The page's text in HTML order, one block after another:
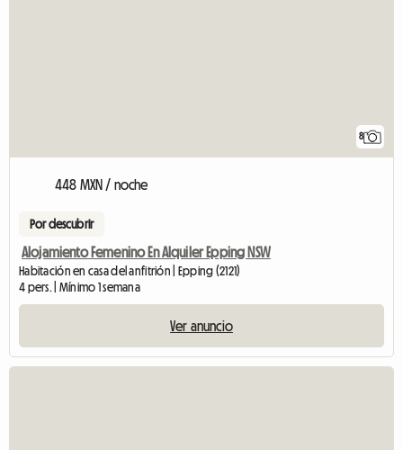
8
448 MXN / noche
Por descubrir
Alojamiento Femenino En Alquiler Epping NSW
Habitación en casa del anfitrión | Epping (2121)
4 pers. | Mínimo 1 semana
Ver anuncio